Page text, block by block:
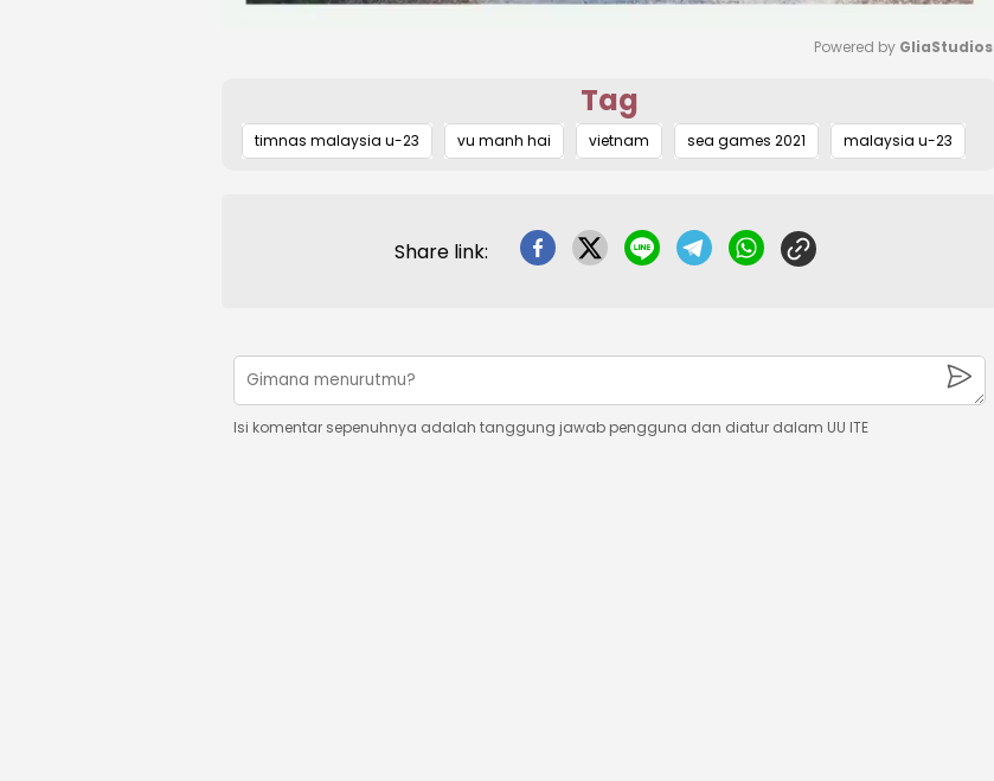
Powered by GliaStudios
Tag
timnas malaysia u-23 vu manh hai vietnam sea games 2021 malaysia u-23
Share link:
Isi komentar sepenuhnya adalah tanggung jawab pengguna dan diatur dalam UU ITE